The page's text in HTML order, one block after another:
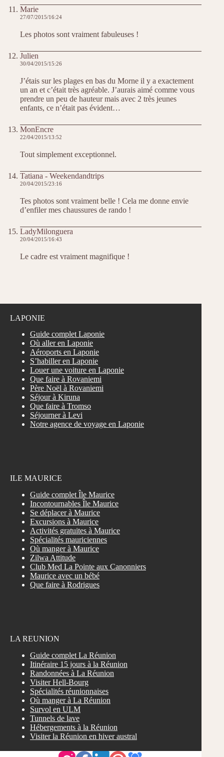
Marie
27/07/2015/16:24
Les photos sont vraiment fabuleuses !
Julien
30/04/2015/15:26
J’étais sur les plages en bas du Morne il y a exactement
un an et c’était très agréable. J’aurais aimé comme vous
prendre un peu de hauteur mais avec 2 très jeunes
enfants, ce n’était pas évident…
MonEncre
22/04/2015/13:52
Tout simplement exceptionnel.
Tatiana - Weekendandtrips
20/04/2015/23:16
Tes photos sont vraiment belle ! Cela me donne envie
d’enfiler mes chaussures de rando !
LadyMilonguera
20/04/2015/16:43
Le cadre est vraiment magnifique !
LAPONIE
Guide complet Laponie
Où aller en Laponie
Aéroports en Laponie
S’habiller en Laponie
Louer une voiture en Laponie
Que faire à Rovaniemi
Père Noël à Rovaniemi
Séjour à Kiruna
Que faire à Tromso
Séjourner à Levi
Notre agence de voyage en Laponie
ILE MAURICE
Guide complet Île Maurice
Incontournables Île Maurice
Se déplacer à Maurice
Excursions à Maurice
Activités gratuites à Maurice
Spécialités mauriciennes
Où manger à Maurice
Zilwa Attitude
Club Med La Pointe aux Canonniers
Maurice avec un bébé
Que faire à Rodrigues
LA REUNION
Guide complet La Réunion
Itinéraire 15 jours à la Réunion
Randonnées à La Réunion
Visiter Hell-Bourg
Spécialités réunionnaises
Où manger à La Réunion
Survol en ULM
Tunnels de lave
Hébergements à la Réunion
Visiter la Réunion en hiver austral